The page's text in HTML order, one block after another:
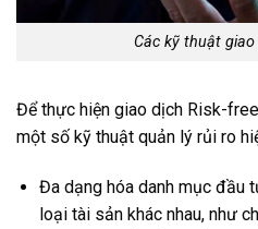
Các kỹ thuật giao
Để thực hiện giao dịch Risk-
một số kỹ thuật quản lý rủi ro
Đa dạng hóa danh mục đầu
loại tài sản khác nhau, như